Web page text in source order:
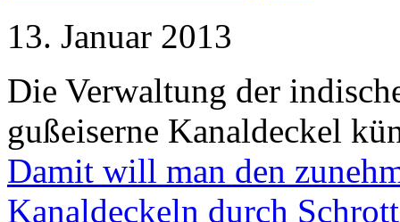
13. Januar 2013
Die Verwaltung der
gußeiserne Kanaldeckel
Damit will man den
Kanaldeckeln durch